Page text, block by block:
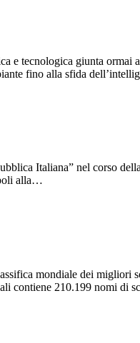
e tecnologica giunta
fino alla sfida
Italiana” nel corso
alla…
mondiale dei migliori
contiene 210.199 nomi di